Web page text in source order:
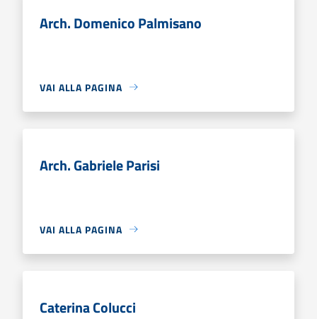
Arch. Domenico Palmisano
VAI ALLA PAGINA
Arch. Gabriele Parisi
VAI ALLA PAGINA
Caterina Colucci